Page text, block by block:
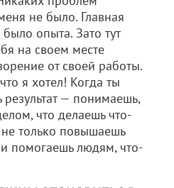
не было. Главная
опыта. Зато тут
на своем месте
от своей работы.
я хотел! Когда ты
— понимаешь,
что делаешь что-
только повышаешь
помогаешь людям, что-